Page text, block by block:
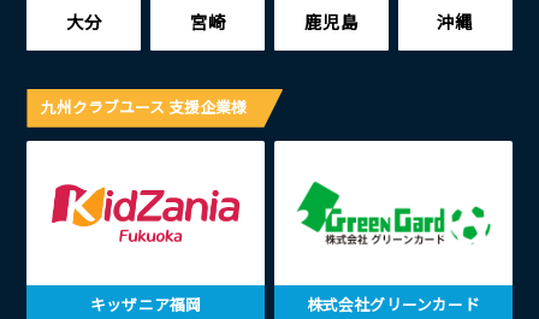
大分 宮崎 鹿児島 沖縄
九州クラブユース 支援企業様
キッザニア福岡 株式会社グリーンカード